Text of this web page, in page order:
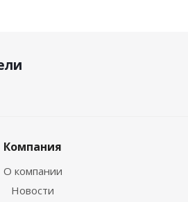
Компания
О компании
Новости